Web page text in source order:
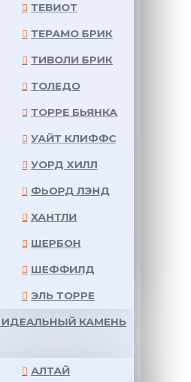
ТЕВИОТ
ТЕРАМО БРИК
ТИВОЛИ БРИК
ТОЛЕДО
ТОРРЕ БЬЯНКА
УАЙТ КЛИФФС
УОРД ХИЛЛ
ФЬОРД ЛЭНД
ХАНТЛИ
ШЕРБОН
ШЕФФИЛД
ЭЛЬ ТОРРЕ
ИДЕАЛЬНЫЙ КАМЕНЬ
АЛТАЙ